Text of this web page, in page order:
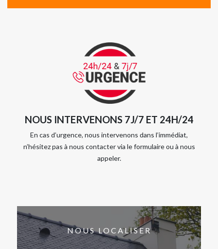
NOUS INTERVENONS 7J/7 ET 24H/24
En cas d’urgence, nous intervenons dans l’immédiat,
n’hésitez pas à nous contacter via le formulaire ou à nous
appeler.
NOUS LOCALISER